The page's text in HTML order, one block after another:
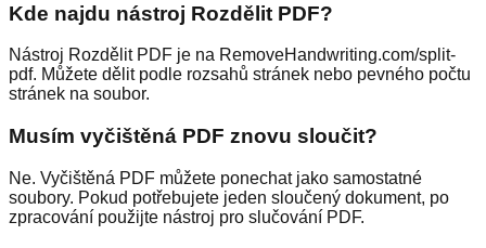
Kde najdu nástroj Rozdělit PDF?
Nástroj Rozdělit PDF je na RemoveHandwriting.com/split-
pdf. Můžete dělit podle rozsahů stránek nebo pevného počtu
stránek na soubor.
Musím vyčištěná PDF znovu sloučit?
Ne. Vyčištěná PDF můžete ponechat jako samostatné
soubory. Pokud potřebujete jeden sloučený dokument, po
zpracování použijte nástroj pro slučování PDF.